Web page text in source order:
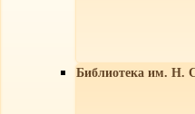
Библиотека им. Н.